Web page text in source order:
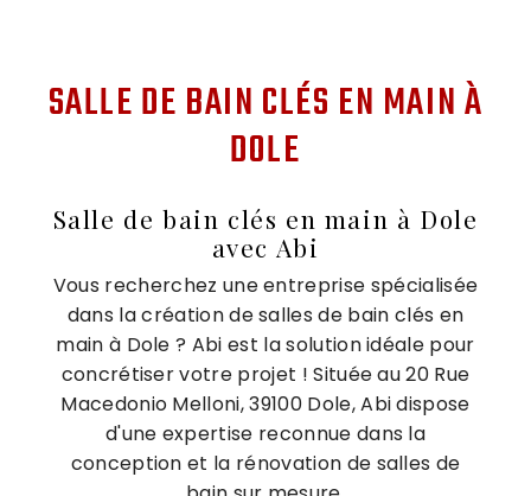
SALLE DE BAIN CLÉS EN MAIN À
DOLE
Salle de bain clés en main à Dole
avec Abi
Vous recherchez une entreprise spécialisée
dans la création de salles de bain clés en
main à Dole ? Abi est la solution idéale pour
concrétiser votre projet ! Située au 20 Rue
Macedonio Melloni, 39100 Dole, Abi dispose
d'une expertise reconnue dans la
conception et la rénovation de salles de